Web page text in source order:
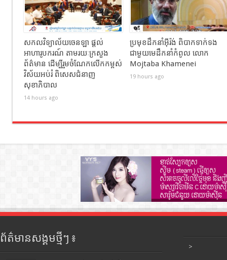
សកលវិទ្យាល័យចេនឡា ផ្តល់
អាហារូបករណ៍ តាមរយៈក្រសួង
ព័ត៌មាន ដើម្បីរួមចំណែកលើកកម្ពស់
វិស័យអប់រំ ពិសេសជំនាញ
សុខាភិបាល
14 hours ago
ប្រមុខដឹកនាំអ៊ីរ៉ង់ ពិបាកទាក់ទង
ជាមួយមេដឹកនាំកំពូល លោក
Mojtaba Khamenei
19 hours ago
ព័ត៌មានសង្គមថ្មីៗ ៖
>